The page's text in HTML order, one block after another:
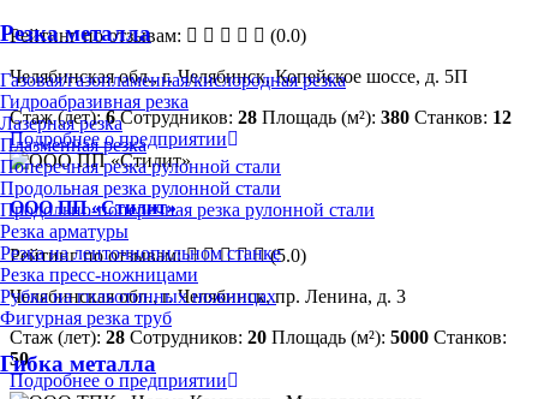
Резка металла
Газовая/газопламенная/кислородная резка
Гидроабразивная резка
Лазерная резка
Плазменная резка
Поперечная резка рулонной стали
Продольная резка рулонной стали
Продольно-поперечная резка рулонной стали
Резка арматуры
Резка на ленточнопильном станке
Резка пресс-ножницами
Рубка на гильотинных ножницах
Фигурная резка труб
Гибка металла
Рейтинг по отзывам:
(0.0)
Челябинская обл., г. Челябинск, Копейское шоссе, д. 5П
Стаж (лет):6 Сотрудников: 28 Площадь (м²): 380 Станков: 12
Подробнее о предприятии
ООО ПП «Стилит»
Рейтинг по отзывам:
(5.0)
Челябинская обл., г. Челябинск, пр. Ленина, д. 3
Стаж (лет): 28 Сотрудников: 20 Площадь (м²): 5000 Станков:
50
Подробнее о предприятии